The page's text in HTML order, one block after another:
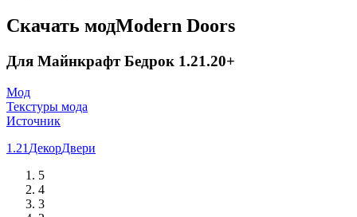
Скачать модModern Doors
Для Майнкрафт Бедрок 1.21.20+
Мод
Текстуры мода
Источник
1.21 ДекорДвери
5
4
3